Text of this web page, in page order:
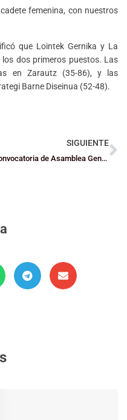
femenina, con nuestros
que Lointek Gernika y La
dos primeros puestos. Las
en Zarautz (35-86), y las
Barne Diseinua (52-48).
SIGUIENTE
Convocatoria de Asamblea General Ordinaria y Extraordinaria para el 28 de enero